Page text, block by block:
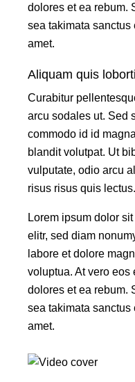
dolores et ea rebum.
sea takimata sanctus
amet.
Aliquam quis
Curabitur
arcu sodales ut. Sed
commodo id id
blandit volutpat. Ut
vulputate, odio arcu
risus risus quis lectus.
Lorem ipsum dolor
elitr, sed diam
labore et dolore
voluptua. At vero eos
dolores et ea rebum.
sea takimata sanctus
amet.